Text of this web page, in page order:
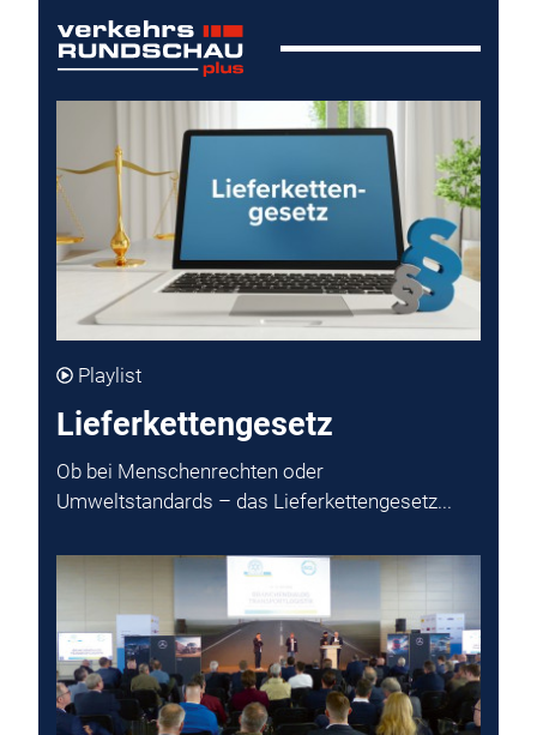
Playlist
Lieferkettengesetz
Ob bei Menschenrechten oder
Umweltstandards – das Lieferkettengesetz...